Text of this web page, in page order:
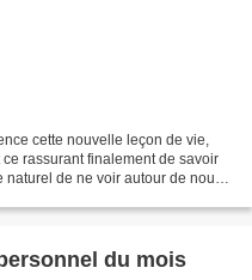
cette nouvelle leçon de vie,
rassurant finalement de savoir
naturel de ne voir autour de nous
du mois